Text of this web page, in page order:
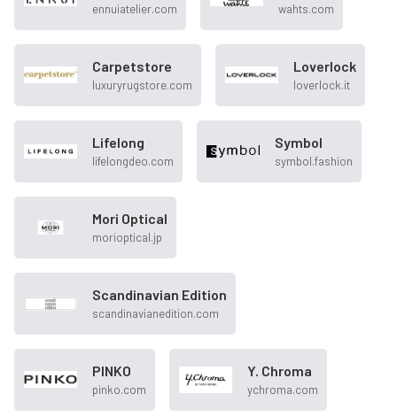
ennuiatelier.com wahts.com
Carpetstore
luxuryrugstore.com
Loverlock
loverlock.it
Lifelong
lifelongdeo.com
Symbol
symbol.fashion
Mori Optical
morioptical.jp
Scandinavian Edition
scandinavianedition.com
PINKO
pinko.com
Y. Chroma
ychroma.com